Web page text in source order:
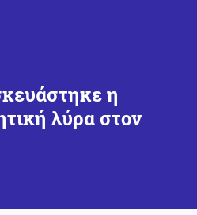
η
λύρα στον